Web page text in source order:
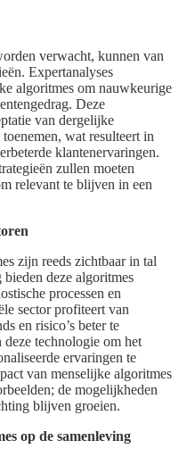
verwacht, kunnen van
Expertanalyses
algoritmes om nauwkeurige
Deze
van dergelijke
wat resulteert in
klantenervaringen.
zullen moeten
relevant te blijven in een
zijn reeds zichtbaar in tal
deze algoritmes
processen en
sector profiteert van
en risico’s beter te
technologie om het
ervaringen te
van menselijke algoritmes
de mogelijkheden
blijven groeien.
op de samenleving